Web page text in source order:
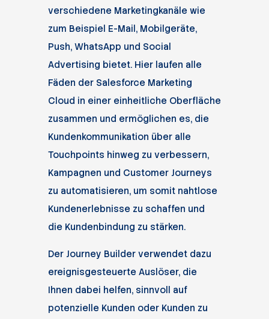
verschiedene Marketingkanäle wie
zum Beispiel E-Mail, Mobilgeräte,
Push, WhatsApp und Social
Advertising bietet. Hier laufen alle
Fäden der Salesforce Marketing
Cloud in einer einheitliche Oberfläche
zusammen und ermöglichen es, die
Kundenkommunikation über alle
Touchpoints hinweg zu verbessern,
Kampagnen und Customer Journeys
zu automatisieren, um somit nahtlose
Kundenerlebnisse zu schaffen und
die Kundenbindung zu stärken.
Der Journey Builder verwendet dazu
ereignisgesteuerte Auslöser, die
Ihnen dabei helfen, sinnvoll auf
potenzielle Kunden oder Kunden zu